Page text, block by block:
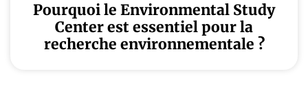
Pourquoi le Environmental Study
Center est essentiel pour la
recherche environnementale ?